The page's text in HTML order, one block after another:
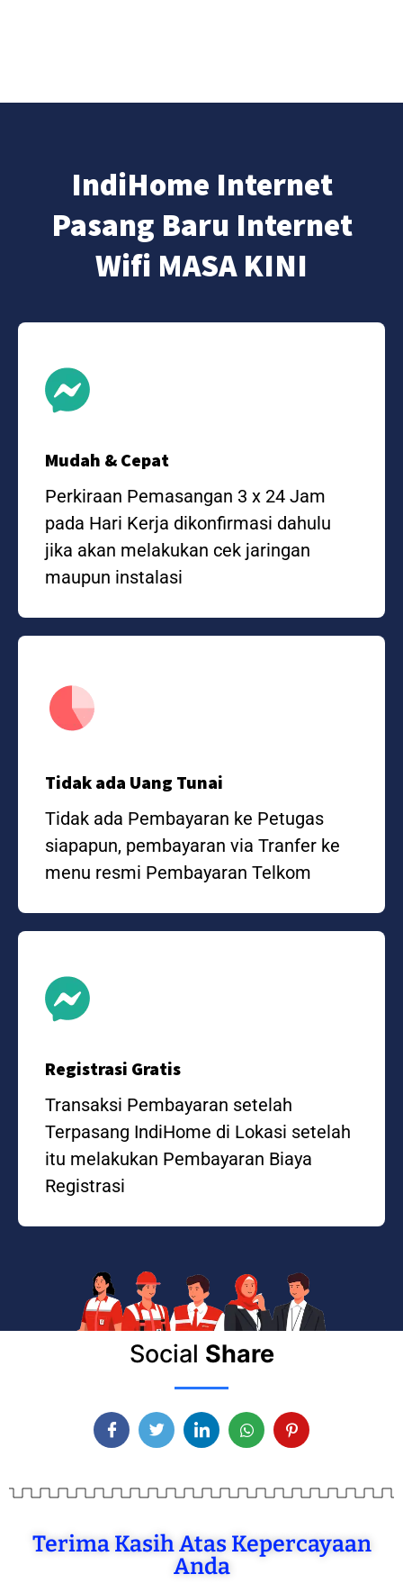
IndiHome Internet
Pasang Baru Internet
Wifi MASA KINI
Mudah & Cepat
Perkiraan Pemasangan 3 x 24 Jam
pada Hari Kerja dikonfirmasi dahulu
jika akan melakukan cek jaringan
maupun instalasi
Tidak ada Uang Tunai
Tidak ada Pembayaran ke Petugas
siapapun, pembayaran via Tranfer ke
menu resmi Pembayaran Telkom
Registrasi Gratis
Transaksi Pembayaran setelah
Terpasang IndiHome di Lokasi setelah
itu melakukan Pembayaran Biaya
Registrasi
Social Share
Terima Kasih Atas Kepercayaan
Anda